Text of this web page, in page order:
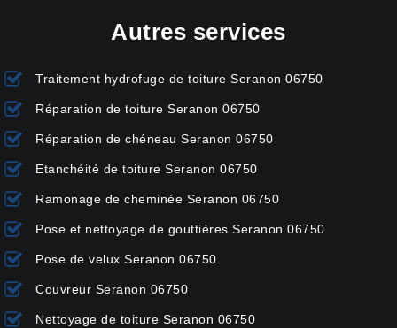
Autres services
Traitement hydrofuge de toiture Seranon 06750
Réparation de toiture Seranon 06750
Réparation de chéneau Seranon 06750
Etanchéité de toiture Seranon 06750
Ramonage de cheminée Seranon 06750
Pose et nettoyage de gouttières Seranon 06750
Pose de velux Seranon 06750
Couvreur Seranon 06750
Nettoyage de toiture Seranon 06750